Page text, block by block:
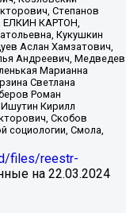
files/reestr-
на 22.03.2024